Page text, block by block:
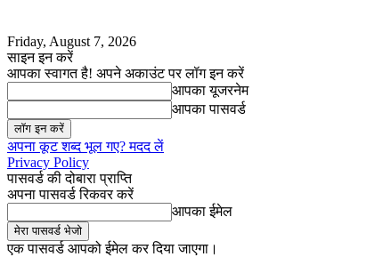
Friday, August 7, 2026
साइन इन करें
आपका स्वागत है! अपने अकाउंट पर लॉग इन करें
आपका यूजरनेम
आपका पासवर्ड
अपना कूट शब्द भूल गए? मदद लें
Privacy Policy
पासवर्ड की दोबारा प्राप्ति
अपना पासवर्ड रिकवर करें
आपका ईमेल
एक पासवर्ड आपको ईमेल कर दिया जाएगा।